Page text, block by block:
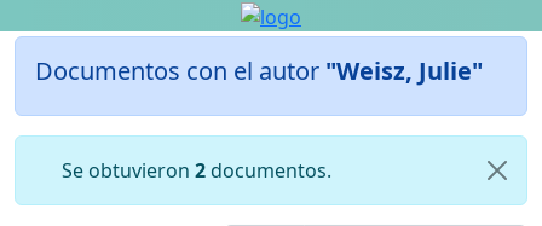
Documentos con el autor "Weisz, Julie"
Se obtuvieron 2documentos.